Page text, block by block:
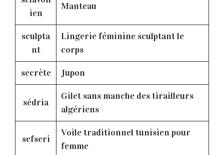
ien
Manteau
sculpta
nt
Lingerie féminine sculptant le
corps
secrète Jupon
sédria
Gilet sans manche des tirailleurs
algériens
sefseri
Voile traditionnel tunisien pour
femme